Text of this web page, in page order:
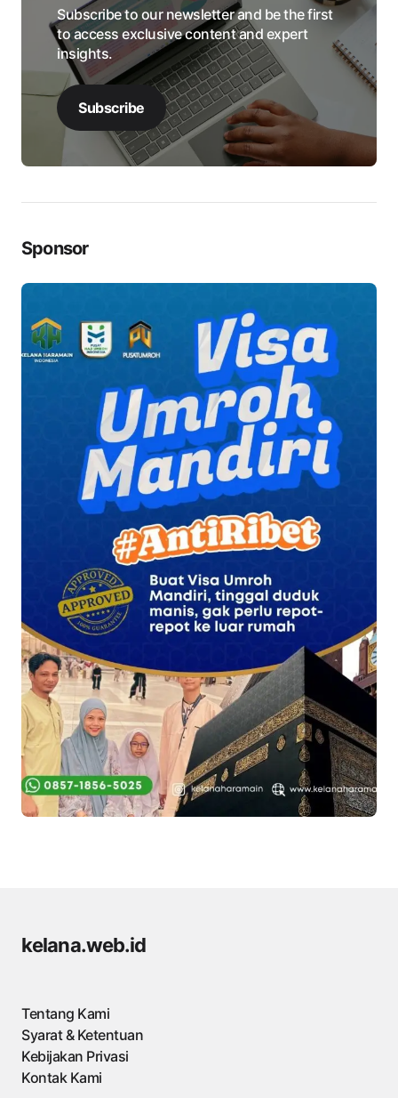
Subscribe to our newsletter and be the first
to access exclusive content and expert
insights.
Subscribe
Sponsor
kelana.web.id
Tentang Kami
Syarat & Ketentuan
Kebijakan Privasi
Kontak Kami